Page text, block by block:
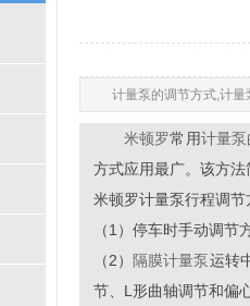
计量泵的调节方式,计
米顿罗常用计量
方式应用最广。该方
米顿罗计量泵行程调
（1）停车时手动调
（2）
隔膜计量泵 运转
节、L形曲轴调节和偏